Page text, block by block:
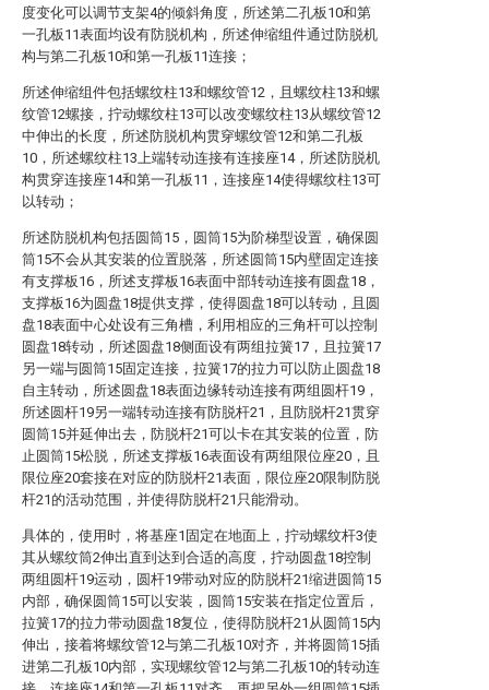
度变化可以调节支架4的倾斜角度，所述第二孔板10和第
一孔板11表面均设有防脱机构，所述伸缩组件通过防脱机
构与第二孔板10和第一孔板11连接；
所述伸缩组件包括螺纹柱13和螺纹管12，且螺纹柱13和螺
纹管12螺接，拧动螺纹柱13可以改变螺纹柱13从螺纹管12
中伸出的长度，所述防脱机构贯穿螺纹管12和第二孔板
10，所述螺纹柱13上端转动连接有连接座14，所述防脱机
构贯穿连接座14和第一孔板11，连接座14使得螺纹柱13可
以转动；
所述防脱机构包括圆筒15，圆筒15为阶梯型设置，确保圆
筒15不会从其安装的位置脱落，所述圆筒15内壁固定连接
有支撑板16，所述支撑板16表面中部转动连接有圆盘18，
支撑板16为圆盘18提供支撑，使得圆盘18可以转动，且圆
盘18表面中心处设有三角槽，利用相应的三角杆可以控制
圆盘18转动，所述圆盘18侧面设有两组拉簧17，且拉簧17
另一端与圆筒15固定连接，拉簧17的拉力可以防止圆盘18
自主转动，所述圆盘18表面边缘转动连接有两组圆杆19，
所述圆杆19另一端转动连接有防脱杆21，且防脱杆21贯穿
圆筒15并延伸出去，防脱杆21可以卡在其安装的位置，防
止圆筒15松脱，所述支撑板16表面设有两组限位座20，且
限位座20套接在对应的防脱杆21表面，限位座20限制防脱
杆21的活动范围，并使得防脱杆21只能滑动。
具体的，使用时，将基座1固定在地面上，拧动螺纹杆3使
其从螺纹筒2伸出直到达到合适的高度，拧动圆盘18控制
两组圆杆19运动，圆杆19带动对应的防脱杆21缩进圆筒15
内部，确保圆筒15可以安装，圆筒15安装在指定位置后，
拉簧17的拉力带动圆盘18复位，使得防脱杆21从圆筒15内
伸出，接着将螺纹管12与第二孔板10对齐，并将圆筒15插
进第二孔板10内部，实现螺纹管12与第二孔板10的转动连